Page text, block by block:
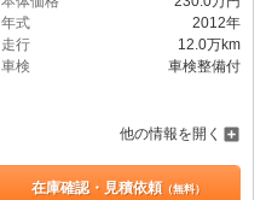
年式
2012年
走行
12.0万km
車検
車検整備付
他の情報を開く
在庫確認・見積依頼（無料）